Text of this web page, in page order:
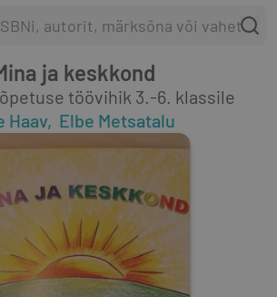
ja keskkond
töövihik 3.-6. klassile
Haav
Elbe Metsatalu